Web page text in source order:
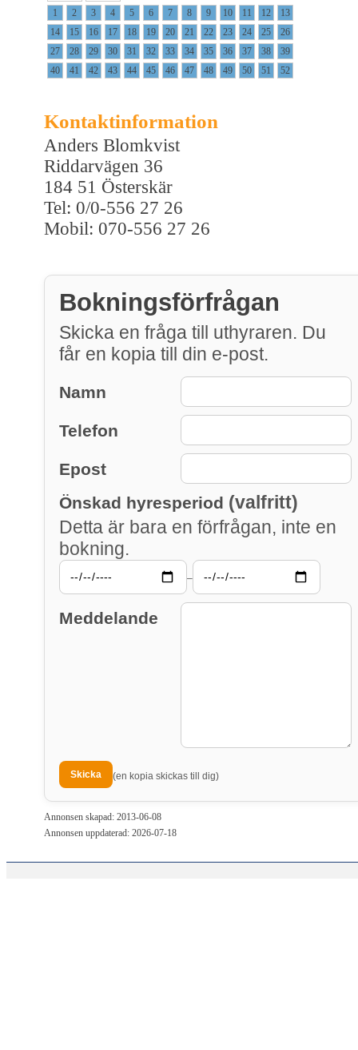
1 2 3 4 5 6 7 8 9 10 11 12
13
14
15 16 17 18 19 20 21 22 23 24 25
26
27
28 29 30 31 32 33 34 35 36 37 38
39
40
41 42 43 44 45 46 47 48 49 50 51 52
Kontaktinformation
Anders Blomkvist
Riddarvägen 36
184 51 Österskär
Tel: 0/0-556 27 26
Mobil: 070-556 27 26
Bokningsförfrågan
Skicka en fråga till uthyraren. Du
får en kopia till din e-post.
Namn
Telefon
Epost
Önskad hyresperiod (valfritt)
Detta är bara en förfrågan, inte en
bokning.
–
Meddelande
(en kopia skickas till dig)
Annonsen skapad: 2013-06-08
Annonsen uppdaterad: 2026-07-18